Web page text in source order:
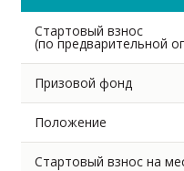
Стартовый взнос
(по предварительной
Призовой фонд
Положение
Стартовый взнос на